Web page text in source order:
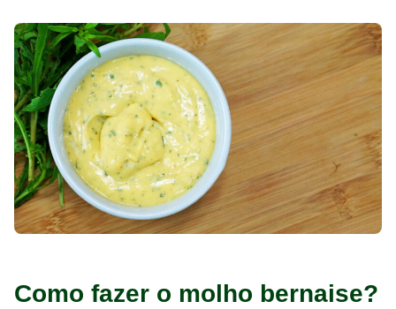
Como fazer o molho bernaise?